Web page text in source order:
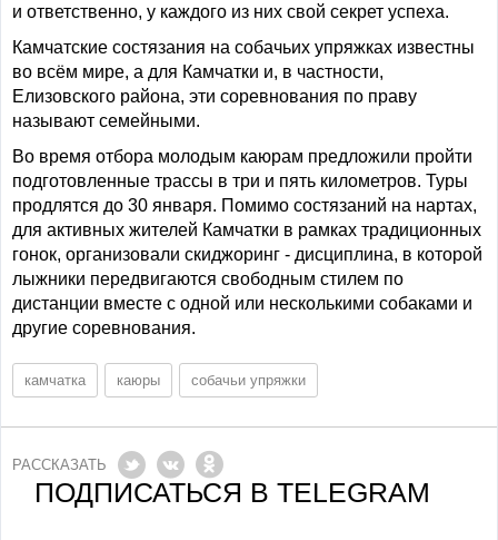
и ответственно, у каждого из них свой секрет успеха.
Камчатские состязания на собачьих упряжках известны
во всём мире, а для Камчатки и, в частности,
Елизовского района, эти соревнования по праву
называют семейными.
Во время отбора молодым каюрам предложили пройти
подготовленные трассы в три и пять километров. Туры
продлятся до 30 января. Помимо состязаний на нартах,
для активных жителей Камчатки в рамках традиционных
гонок, организовали скиджоринг - дисциплина, в которой
лыжники передвигаются свободным стилем по
дистанции вместе с одной или несколькими собаками и
другие соревнования.
камчатка каюры собачьи упряжки
РАССКАЗАТЬ
ПОДПИСАТЬСЯ В TELEGRAM